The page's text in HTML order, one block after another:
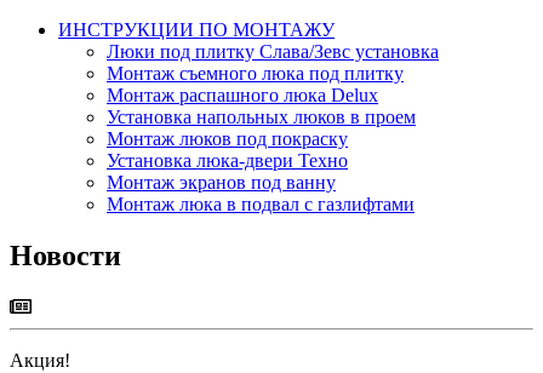
ИНСТРУКЦИИ ПО МОНТАЖУ
Люки под плитку Слава/Зевс установка
Монтаж съемного люка под плитку
Монтаж распашного люка Delux
Установка напольных люков в проем
Монтаж люков под покраску
Установка люка-двери Техно
Монтаж экранов под ванну
Монтаж люка в подвал с газлифтами
Новости
Акция!